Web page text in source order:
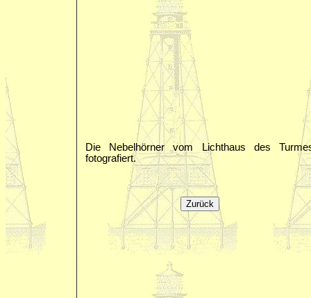
Die Nebelhörner vom Lichthaus des
fotografiert.